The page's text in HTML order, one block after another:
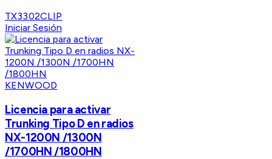
TX3302CLIP
Iniciar Sesión
KENWOOD
Licencia para activar
Trunking Tipo D en radios
NX-1200N /1300N
/1700HN /1800HN